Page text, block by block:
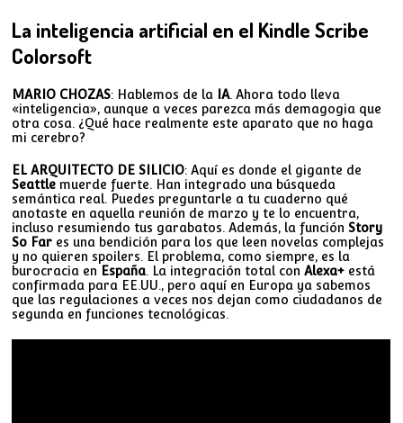
La inteligencia artificial en el Kindle Scribe
Colorsoft
MARIO CHOZAS: Hablemos de la IA. Ahora todo lleva
«inteligencia», aunque a veces parezca más demagogia que
otra cosa. ¿Qué hace realmente este aparato que no haga
mi cerebro?
EL ARQUITECTO DE SILICIO: Aquí es donde el gigante de
Seattle muerde fuerte. Han integrado una búsqueda
semántica real. Puedes preguntarle a tu cuaderno qué
anotaste en aquella reunión de marzo y te lo encuentra,
incluso resumiendo tus garabatos. Además, la funciónStory
So Far es una bendición para los que leen novelas complejas
y no quieren spoilers. El problema, como siempre, es la
burocracia en España. La integración total conAlexa+ está
confirmada para EE.UU., pero aquí en Europa ya sabemos
que las regulaciones a veces nos dejan como ciudadanos de
segunda en funciones tecnológicas.